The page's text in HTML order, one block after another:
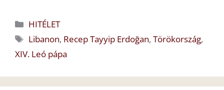
Kategória
HITÉLET
Címkék
Libanon, Recep Tayyip Erdoğan,Törökország,
XIV. Leó pápa